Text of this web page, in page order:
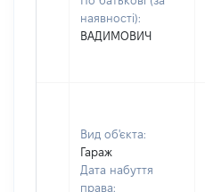
наявності):
ВАДИМОВИЧ
Вид об'єкта:
Гараж
Дата набуття
права: